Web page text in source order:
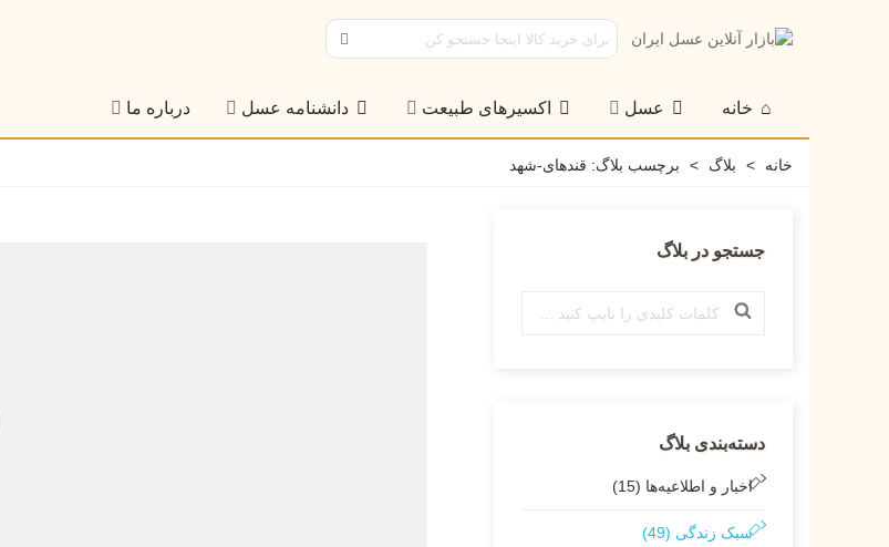
خانه عسل اکسیرهای طبیعت دانشنامه عسل درباره ما
خانه > بلاگ > برچسب بلاگ: قندهای-شهد
جستجو در بلاگ
دسته‌بندی بلاگ
اخبار و اطلاعیه‌ها (15)
سبک زندگی (49)